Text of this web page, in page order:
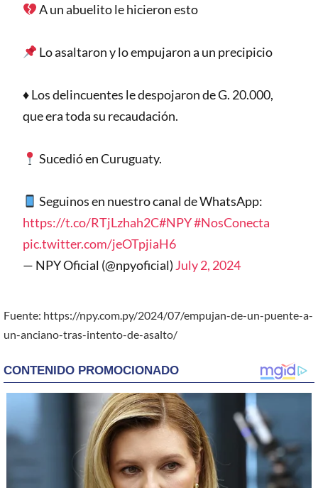
A un abuelito le hicieron esto
Lo asaltaron y lo empujaron a un precipicio
♦️ Los delincuentes le despojaron de G. 20.000,
que era toda su recaudación.
Sucedió en Curuguaty.
Seguinos en nuestro canal de WhatsApp:
https://t.co/RTjLzhah2C#NPY#NosConecta
pic.twitter.com/jeOTpjiaH6
— NPY Oficial (@npyoficial) July 2, 2024
Fuente: https://npy.com.py/2024/07/empujan-de-un-puente-a-
un-anciano-tras-intento-de-asalto/